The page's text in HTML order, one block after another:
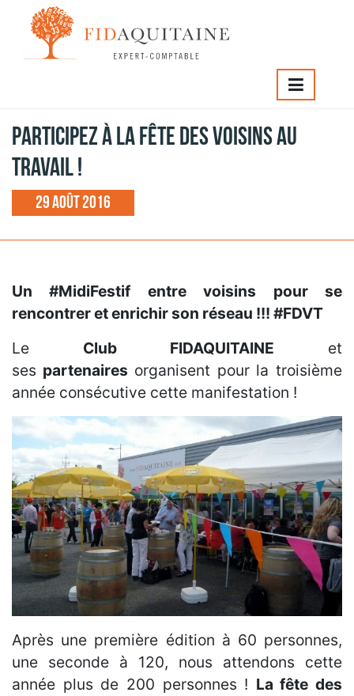
FIDAQUITAINE Participez à la fête des voisins au travail !
Participez à la fête des voisins au
travail !
29 août 2016
Un #MidiFestif entre voisins pour se
rencontrer et enrichir son réseau !!! #FDVT
Le Club FIDAQUITAINE et
ses partenaires organisent pour la troisième
année consécutive cette manifestation !
Après une première édition à 60 personnes,
une seconde à 120, nous attendons cette
année plus de 200 personnes ! La fête des